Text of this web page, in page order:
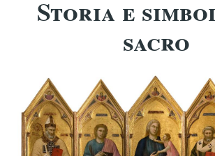
Storia e
sacro